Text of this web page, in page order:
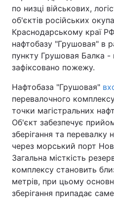
по низці військових,
об'єктів російських
Краснодарському краї
нафтобазу "Грушовая" в
пункту Грушовая Балка -
зафіксовано пожежу.
Нафтобаза "Грушовая"
перевалочного
точки магістральних
Об'єкт забезпечує
зберігання та перевалку
через морський порт
Загальна місткість
комплексу становить
метрів, при цьому
зберігання припадає